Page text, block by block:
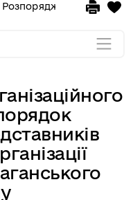
Розпорядження голови